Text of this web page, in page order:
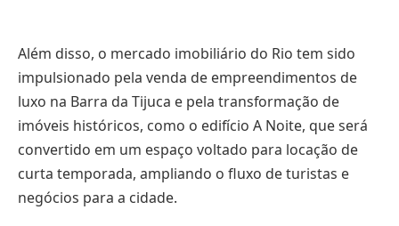
Além disso, o mercado imobiliário do Rio tem sido
impulsionado pela venda de empreendimentos de
luxo na Barra da Tijuca e pela transformação de
imóveis históricos, como o edifício A Noite, que será
convertido em um espaço voltado para locação de
curta temporada, ampliando o fluxo de turistas e
negócios para a cidade.